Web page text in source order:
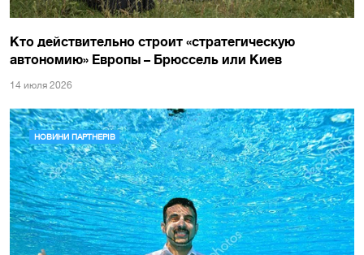
Кто действительно строит «стратегическую
автономию» Европы – Брюссель или Киев
14 июля 2026